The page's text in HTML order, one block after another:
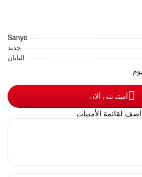
Sanyo
جديد
اليابان
أشترينى ألان
أضف لقائمة الأمنيات